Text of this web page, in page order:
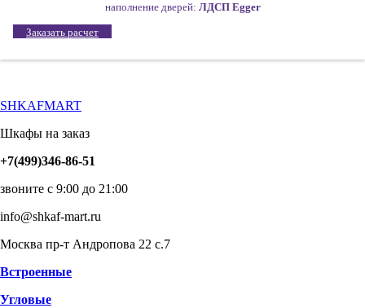
наполнение дверей: ЛДСП Egger
Заказать расчет
SHKAFMART
Шкафы на заказ
+7(499)346-86-51
звоните с 9:00 до 21:00
info@shkaf-mart.ru
Москва пр-т Андропова 22 с.7
Встроенные
Угловые